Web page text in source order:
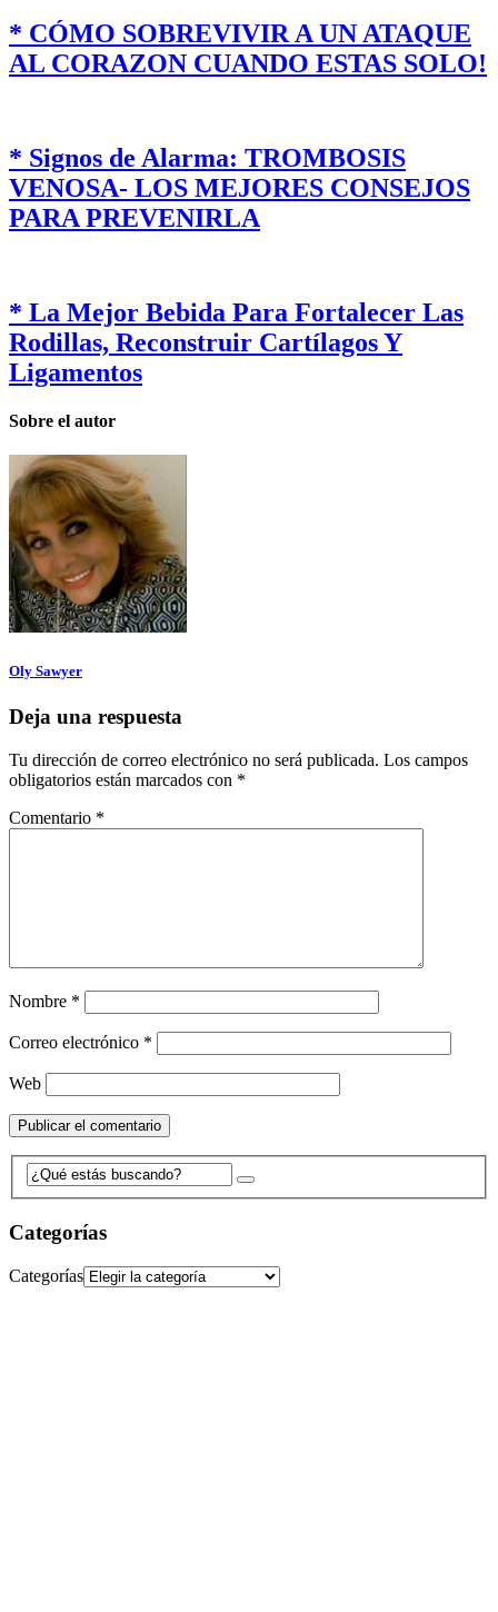
* CÓMO SOBREVIVIR A UN ATAQUE
AL CORAZON CUANDO ESTAS SOLO!
* Signos de Alarma: TROMBOSIS
VENOSA- LOS MEJORES CONSEJOS
PARA PREVENIRLA
* La Mejor Bebida Para Fortalecer Las
Rodillas, Reconstruir Cartílagos Y
Ligamentos
Sobre el autor
Oly Sawyer
Deja una respuesta
Tu dirección de correo electrónico no será publicada. Los campos
obligatorios están marcados con *
Comentario *
Nombre *
Correo electrónico *
Web
Categorías
Categorías